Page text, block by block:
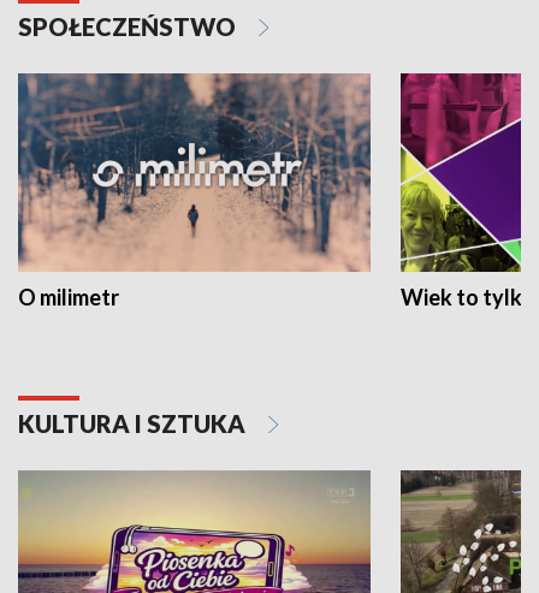
SPOŁECZEŃSTWO
O milimetr Wiek to tylko
KULTURA I SZTUKA